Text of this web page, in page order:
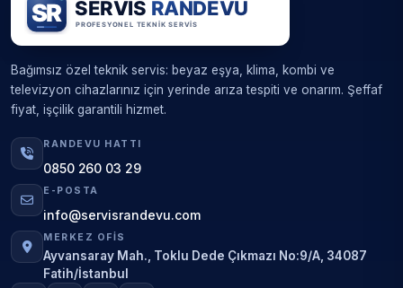
Bağımsız özel teknik servis: beyaz eşya, klima, kombi ve
televizyon cihazlarınız için yerinde arıza tespiti ve onarım. Şeffaf
fiyat, işçilik garantili hizmet.
RANDEVU HATTI
0850 260 03 29
E-POSTA
info@servisrandevu.com
MERKEZ OFIS
Ayvansaray Mah., Toklu Dede Çıkmazı No:9/A, 34087
Fatih/İstanbul